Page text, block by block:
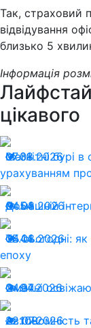
Так, страховий
відвідування
близько 5
Інформація
цікавого
07.08.2026
31
Магнітні бурі
урахуванням
04.08.2026
54
Домашній
04.08.2026
44
ТБ сьогодні:
епоху
24.07.2026
94
Смачні
22.07.2026
108
Автономність